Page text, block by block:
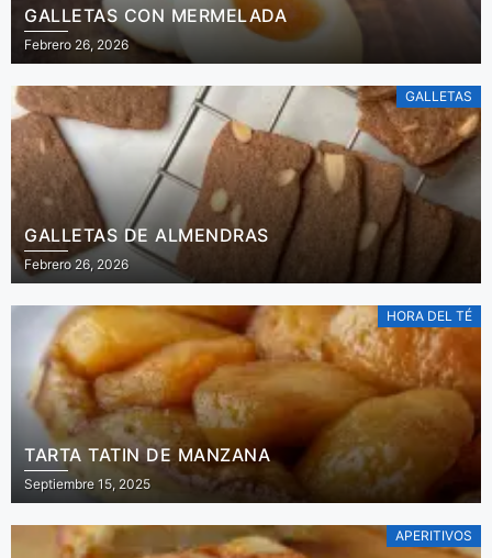
GALLETAS CON MERMELADA
Febrero 26, 2026
GALLETAS
GALLETAS DE ALMENDRAS
Febrero 26, 2026
HORA DEL TÉ
TARTA TATIN DE MANZANA
Septiembre 15, 2025
APERITIVOS